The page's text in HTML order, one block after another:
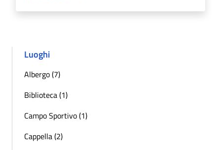
Luoghi
Albergo (7)
Biblioteca (1)
Campo Sportivo (1)
Cappella (2)